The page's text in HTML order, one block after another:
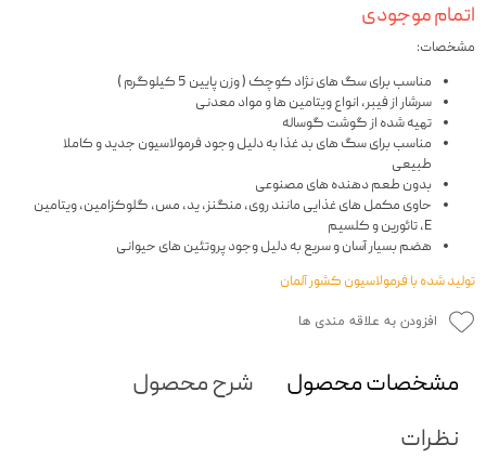
اتمام موجودی
مشخصات:
مناسب برای سگ های نژاد کوچک ( وزن پایین 5 کیلوگرم )
سرشار از فیبر، انواع ویتامین ها و مواد معدنی
تهیه شده از گوشت گوساله
مناسب برای سگ های بد غذا به دلیل وجود فرمولاسیون جدید و کاملا
طبیعی
بدون طعم دهنده های مصنوعی
حاوی مکمل های غذایی مانند روی، منگنز، ید، مس، گلوکزامین، ویتامین
E، تائورین و کلسیم
هضم بسیار آسان و سریع به دلیل وجود پروتئین های حیوانی
تولید شده با فرمولاسیون کشور آلمان
افزودن به علاقه مندی ها
مشخصات محصول
شرح محصول
نظرات